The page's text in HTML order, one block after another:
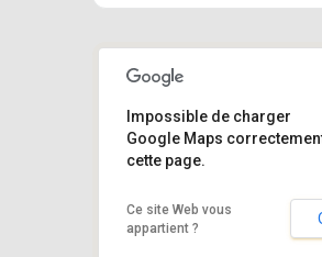
Impossible de charger
Google Maps
cette page.
Ce site Web vous
appartient ?